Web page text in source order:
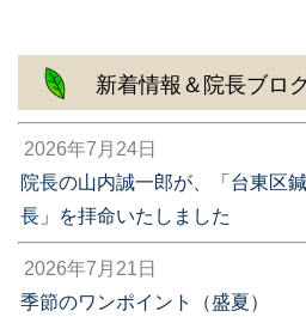
新着情報＆院長ブロ
2026年7月24日
院長の山内誠一郎が、「台東区
長」を拝命いたしました
2026年7月21日
季節のワンポイント（盛夏）